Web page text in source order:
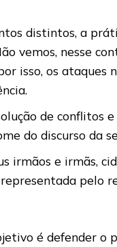
distintos, a
vemos, nesse
isso, os ataques
de conflitos
do discurso da
irmãos e irmãs,
pelo
é defender o